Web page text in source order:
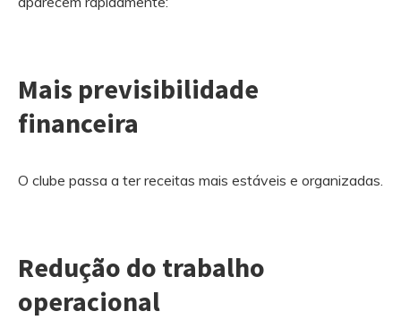
Mais previsibilidade
financeira
O clube passa a ter receitas mais estáveis e organizadas.
Redução do trabalho
operacional